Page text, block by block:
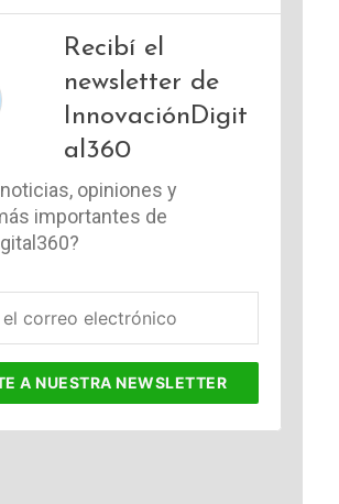
Recibí el
newsletter de
InnovaciónDigit
al360
opiniones y
importantes de
A NUESTRA NEWSLETTER